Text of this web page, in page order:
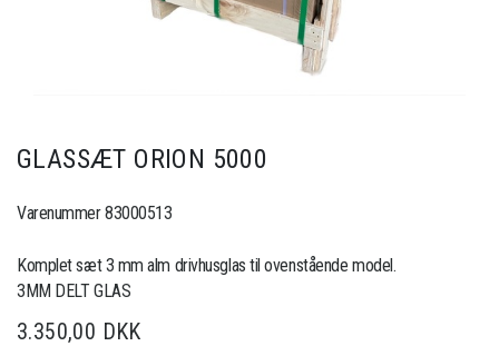
GLASSÆT ORION 5000
Varenummer 83000513
Komplet sæt 3 mm alm drivhusglas til ovenstående model.
3MM DELT GLAS
3.350,00 DKK